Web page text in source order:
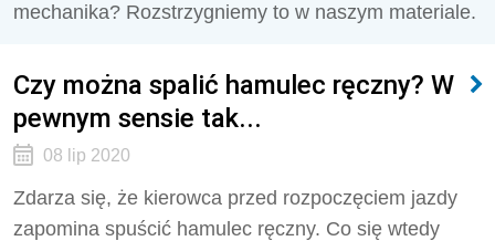
mechanika? Rozstrzygniemy to w naszym materiale.
Czy można spalić hamulec ręczny? W
pewnym sensie tak...
08 lip 2020
Zdarza się, że kierowca przed rozpoczęciem jazdy
zapomina spuścić hamulec ręczny. Co się wtedy